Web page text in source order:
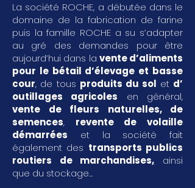
La société ROCHE, a débutée dans le
domaine de la fabrication de farine
puis la famille ROCHE a su s’adapter
au gré des demandes pour être
aujourd’hui dans la vente d’aliments
pour le bétail d’élevage et basse
cour, de tous produits du sol et d’
outillages agricoles en général,
vente de fleurs naturelles, de
semences, revente de volaille
démarrées et la société fait
également des transports publics
routiers de marchandises, ainsi
que du stockage...